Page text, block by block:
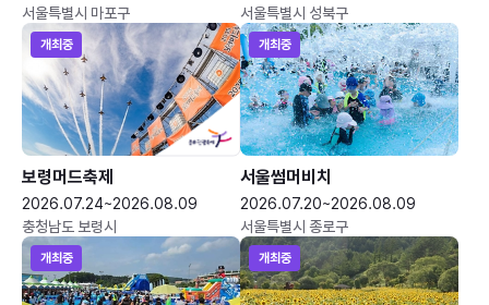
서울특별시 마포구
서울특별시 성북구
개최중
보령머드축제
2026.07.24~2026.08.09
충청남도 보령시
개최중
서울썸머비치
2026.07.20~2026.08.09
서울특별시 종로구
개최중 개최중